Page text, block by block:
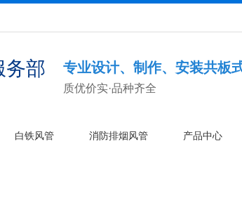
专业设计、制作、安装共板
质优价实·品种齐全
白铁风管 消防排烟风管 产品中心